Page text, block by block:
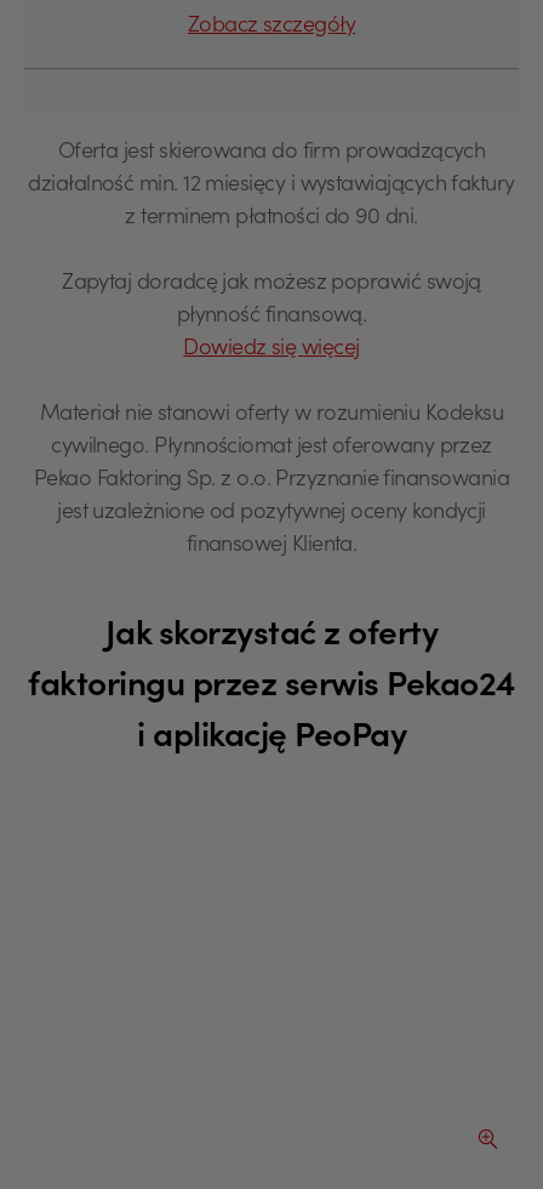
Zobacz szczegóły
Oferta jest skierowana do firm prowadzących
działalność min. 12 miesięcy i wystawiających faktury
z terminem płatności do 90 dni.
Zapytaj doradcę jak możesz poprawić swoją
płynność finansową.
Dowiedz się więcej
Materiał nie stanowi oferty w rozumieniu Kodeksu
cywilnego. Płynnościomat jest oferowany przez
Pekao Faktoring Sp. z o.o. Przyznanie finansowania
jest uzależnione od pozytywnej oceny kondycji
finansowej Klienta.
Jak skorzystać z oferty
faktoringu przez serwis Pekao24
i aplikację PeoPay